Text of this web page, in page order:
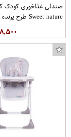
صندلی غذاخوری کودک
Sweet nature طرح پرنده